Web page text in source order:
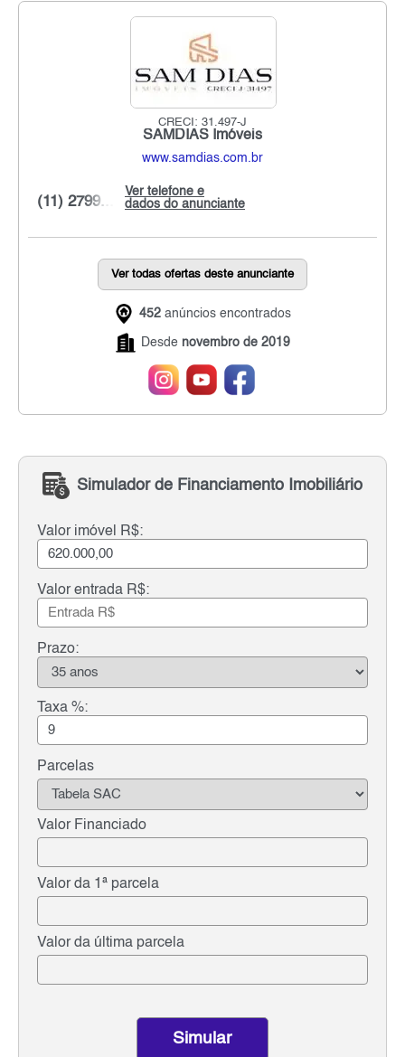
CRECI: 31.497-J
SAMDIAS Imóveis
www.samdias.com.br
Ver telefone e
dados do anunciante
(11) 2799...
Ver todas ofertas deste anunciante
452 anúncios encontrados
Desde novembro de 2019
Simulador de Financiamento Imobiliário
Valor imóvel R$:
Valor entrada R$:
Prazo:
Taxa %:
Parcelas
Valor Financiado
Valor da 1ª parcela
Valor da última parcela
Simular